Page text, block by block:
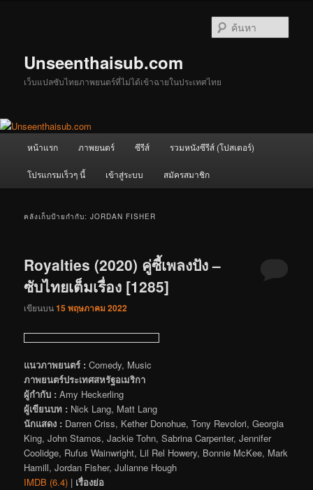
Unseenthaisub.com
เว็บแปลซับไทยภาพยนตร์ที่ไม่ได้เข้าฉายในประเทศไทย
หน้าแรก ภาพยนตร์ ซีรีส์ รวมหนังซีรีส์ (โปสเตอร์)
โปรแกรมเร็วๆ นี้ เข้าสู่ระบบ สมัครสมาชิก
คลังเก็บป้ายกำกับ:JORDAN FISHER
Royalties (2020) คู่ซี้เพลงปัง –
ซับไทยเต็มเรื่อง [1285]
เขียนบน15 พฤษภาคม 2022
แนวภาพยนตร์ : Comedy, Music
ภาพยนตร์ประเทศสหรัฐอเมริกา
ผู้กำกับ : Amy Heckerling
ผู้เขียนบท : Nick Lang, Matt Lang
นักแสดง : Darren Criss, Kether Donohue, Tony Revolori, Georgia
King, John Stamos, Jackie Tohn, Sabrina Carpenter, Jennifer
Coolidge, Rufus Wainwright, Lil Rel Howery, Bonnie McKee, Mark
Hamill, Jordan Fisher, Julianne Hough
IMDB (6.4) | เรื่องย่อ